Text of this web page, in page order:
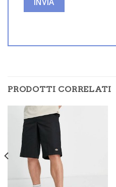
PRODOTTI CORRELATI